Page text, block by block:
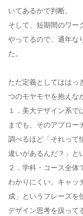
いてあるかで判断。
そして、短期間のワー
やってるので、通年な
た。
ただ定義としてははっ
つのモヤモヤを抱えな
１．美大デザイン系で
までも、そのアプロー
調べるほど「それって
違いがあるんだ？」と
２．学科・コース全体
わかりにくい。キャッ
成」というフレーズを
デザイン思考を扱って